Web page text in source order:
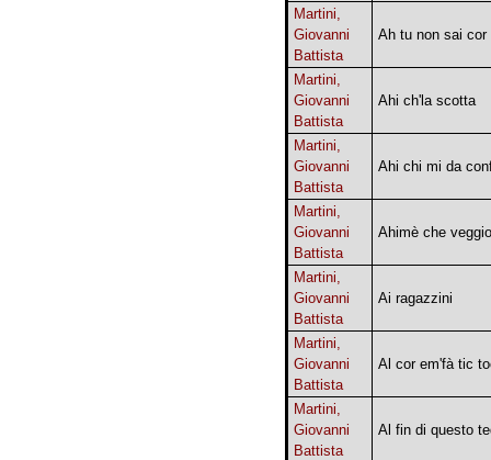
Martini,
Giovanni
Battista
Ah tu non sai cor
Martini,
Giovanni
Battista
Ahi ch'la scotta
Martini,
Giovanni
Battista
Ahi chi mi da
Martini,
Giovanni
Battista
Ahimè che veggio
Martini,
Giovanni
Battista
Ai ragazzini
Martini,
Giovanni
Battista
Al cor em'fà tic
Martini,
Giovanni
Battista
Al fin di questo